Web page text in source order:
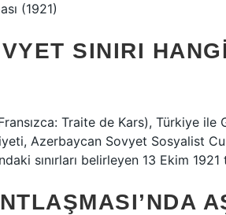
(1921)
SINIRI
Traite de Kars), Türkiye
Azerbaycan Sovyet Sosyalist
sınırları belirleyen 13 Ekim